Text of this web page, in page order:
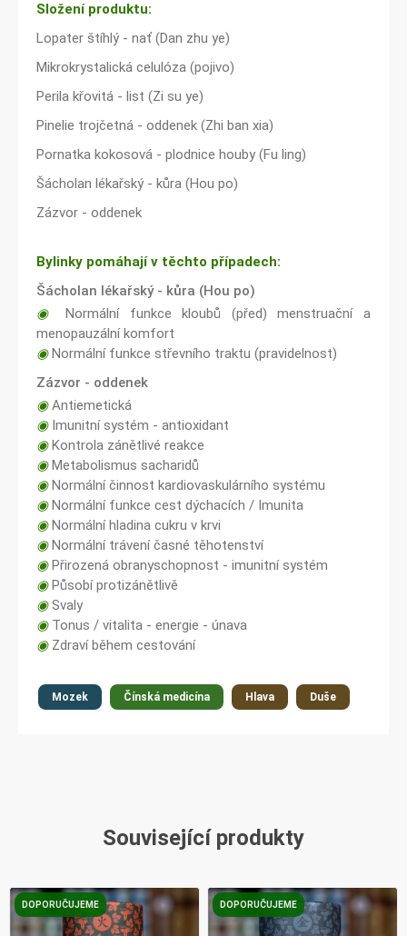
Složení produktu:
Lopater štíhlý - nať (Dan zhu ye)
Mikrokrystalická celulóza (pojivo)
Perila křovitá - list (Zi su ye)
Pinelie trojčetná - oddenek (Zhi ban xia)
Pornatka kokosová - plodnice houby (Fu ling)
Šácholan lékařský - kůra (Hou po)
Zázvor - oddenek
Bylinky pomáhají v těchto případech:
Šácholan lékařský - kůra (Hou po)
◉
Normální funkce kloubů (před) menstruační a
menopauzální komfort
◉Normální funkce střevního traktu (pravidelnost)
Zázvor - oddenek
◉Antiemetická
◉Imunitní systém - antioxidant
◉Kontrola zánětlivé reakce
◉Metabolismus sacharidů
◉Normální činnost kardiovaskulárního systému
◉Normální funkce cest dýchacích / Imunita
◉Normální hladina cukru v krvi
◉Normální trávení časné těhotenství
◉Přirozená obranyschopnost - imunitní systém
◉Působí protizánětlivě
◉Svaly
◉Tonus / vitalita - energie - únava
◉Zdraví během cestování
Mozek Čínská medicína Hlava Duše
Související produkty
DOPORUČUJEME DOPORUČUJEME